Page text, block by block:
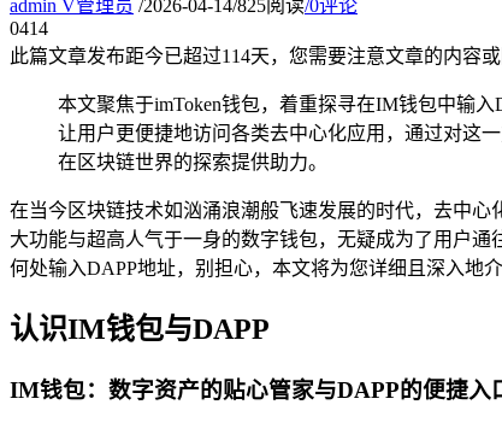
admin V管理员 /2026-04-14/825阅读/0评论
0414
此篇文章发布距今已超过114天，您需要注意文章的内容或
本文聚焦于imToken钱包，着重探寻在IM钱包中输
让用户更便捷地访问各类去中心化应用，通过对这
在区块链世界的探索提供助力。
在当今区块链技术如汹涌浪潮般飞速发展的时代，去中
大功能与超高人气于一身的数字钱包，无疑成为了用户
何处输入DAPP地址，别担心，本文将为您详细且深入地
认识IM钱包与DAPP
IM钱包：数字资产的贴心管家与DAPP的便捷入